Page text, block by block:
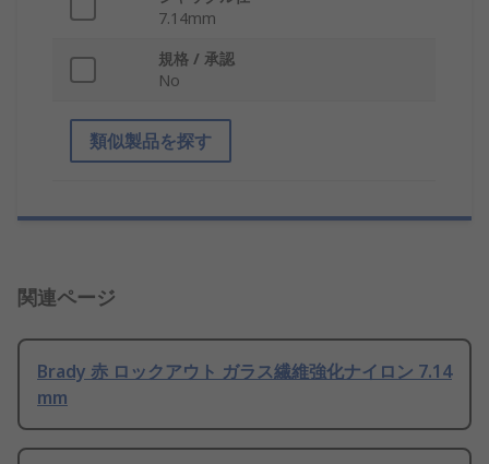
7.14mm
規格 / 承認
No
類似製品を探す
関連ページ
Brady 赤 ロックアウト ガラス繊維強化ナイロン 7.14
mm